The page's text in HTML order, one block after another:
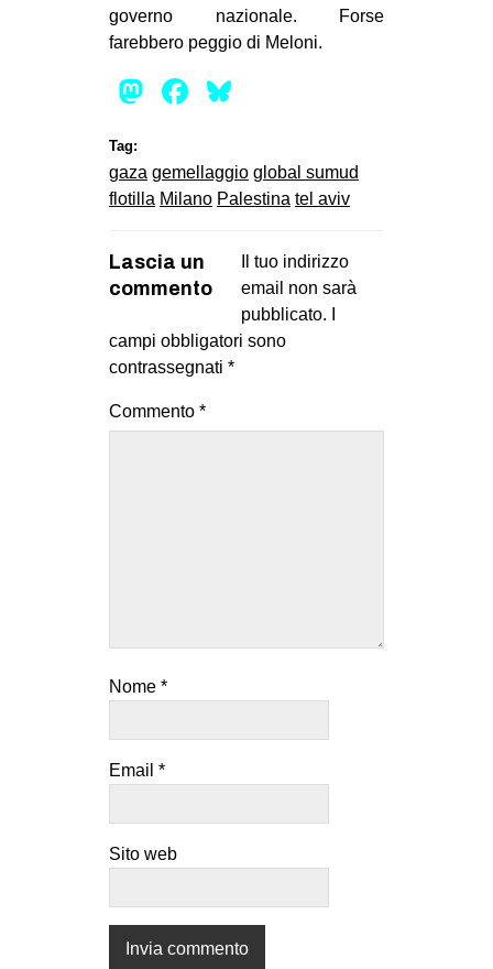
EVENTI
bsky
ms
SEARCH
governo nazionale. Forse
farebbero peggio di Meloni.
Mastodon
Facebook
Tag:
gaza gemellaggio global sumud
flotilla Milano Palestina tel aviv
Lascia un
commento
Il tuo indirizzo
email non sarà
pubblicato.
campi obbligatori sono
contrassegnati *
Commento *
Nome *
Email *
Sito web